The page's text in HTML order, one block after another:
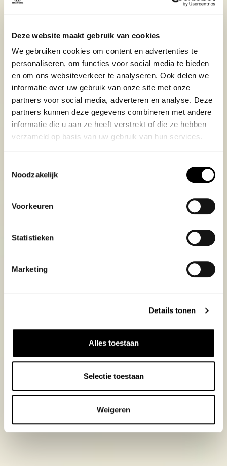
Deze website maakt gebruik van cookies
We gebruiken cookies om content en advertenties te
personaliseren, om functies voor social media te bieden
en om ons websiteverkeer te analyseren. Ook delen we
informatie over uw gebruik van onze site met onze
partners voor social media, adverteren en analyse. Deze
partners kunnen deze gegevens combineren met andere
informatie die u aan ze heeft verstrekt of die ze hebben
verzameld op basis van uw gebruik van hun services.
Noodzakelijk
Voorkeuren
Statistieken
Marketing
Details tonen
Alles toestaan
Selectie toestaan
Weigeren